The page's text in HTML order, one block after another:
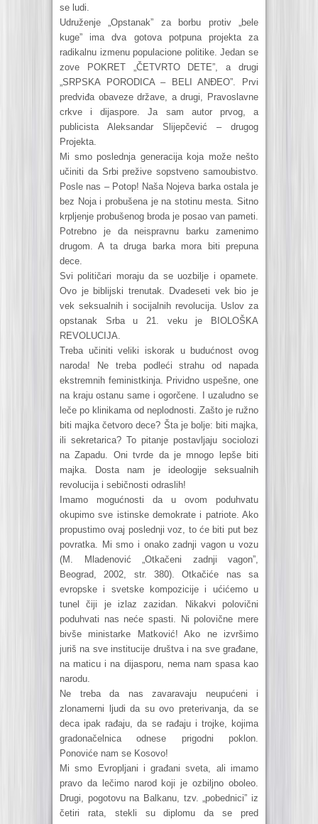
se ludi.
Udruženje „Opstanak” za borbu protiv „bele
kuge” ima dva gotova potpuna projekta za
radikalnu izmenu populacione politike. Jedan se
zove POKRET „ČETVRTO DETE”, a drugi
„SRPSKA PORODICA – BELI ANĐEO”. Prvi
predviđa obaveze države, a drugi, Pravoslavne
crkve i dijaspore. Ja sam autor prvog, a
publicista Aleksandar Slijepčević – drugog
Projekta.
Mi smo poslednja generacija koja može nešto
učiniti da Srbi prežive sopstveno samoubistvo.
Posle nas – Potop! Naša Nojeva barka ostala je
bez Noja i probušena je na stotinu mesta. Sitno
krpljenje probušenog broda je posao van pameti.
Potrebno je da neispravnu barku zamenimo
drugom. A ta druga barka mora biti prepuna
dece.
Svi političari moraju da se uozbilje i opamete.
Ovo je biblijski trenutak. Dvadeseti vek bio je
vek seksualnih i socijalnih revolucija. Uslov za
opstanak Srba u 21. veku je BIOLOŠKA
REVOLUCIJA.
Treba učiniti veliki iskorak u budućnost ovog
naroda! Ne treba podleći strahu od napada
ekstremnih feministkinja. Prividno uspešne, one
na kraju ostanu same i ogorčene. I uzaludno se
leče po klinikama od neplodnosti. Zašto je ružno
biti majka četvoro dece? Šta je bolje: biti majka,
ili sekretarica? To pitanje postavljaju sociolozi
na Zapadu. Oni tvrde da je mnogo lepše biti
majka. Dosta nam je ideologije seksualnih
revolucija i sebičnosti odraslih!
Imamo mogućnosti da u ovom poduhvatu
okupimo sve istinske demokrate i patriote. Ako
propustimo ovaj poslednji voz, to će biti put bez
povratka. Mi smo i onako zadnji vagon u vozu
(M. Mladenović „Otkačeni zadnji vagon”,
Beograd, 2002, str. 380). Otkačiće nas sa
evropske i svetske kompozicije i ućićemo u
tunel čiji je izlaz zazidan. Nikakvi polovični
poduhvati nas neće spasti. Ni polovične mere
bivše ministarke Matković! Ako ne izvršimo
juriš na sve institucije društva i na sve građane,
na maticu i na dijasporu, nema nam spasa kao
narodu.
Ne treba da nas zavaravaju neupućeni i
zlonamerni ljudi da su ovo preterivanja, da se
deca ipak rađaju, da se rađaju i trojke, kojima
gradonačelnica odnese prigodni poklon.
Ponoviće nam se Kosovo!
Mi smo Evropljani i građani sveta, ali imamo
pravo da lečimo narod koji je ozbiljno oboleo.
Drugi, pogotovu na Balkanu, tzv. „pobednici” iz
četiri rata, stekli su diplomu da se pred